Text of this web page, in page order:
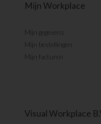
Mijn Workplace
Mijn gegevens
Mijn bestellingen
Mijn facturen
Visual Workplace